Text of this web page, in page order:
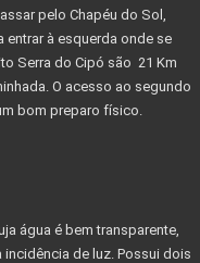
pelo Chapéu do Sol,
entrar à esquerda onde se
Serra do Cipó são 21 Km
O acesso ao segundo
bom preparo físico.
água é bem transparente,
de luz. Possui dois